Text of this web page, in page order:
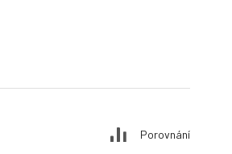
Porovnání